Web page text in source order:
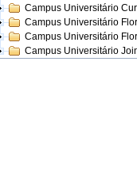
Campus Universitário
Campus Universitário
Campus Universitário
Campus Universitário